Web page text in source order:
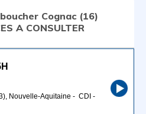
Cognac (16)
A CONSULTER
Nouvelle-Aquitaine - CDI -